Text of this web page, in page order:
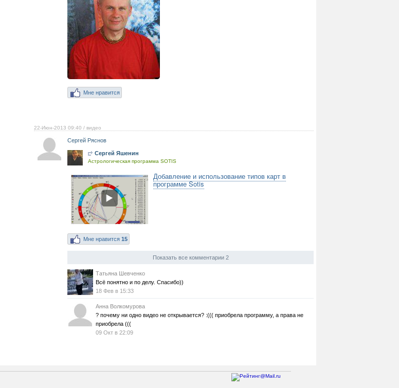
Мне нравится
22-Июн-2013 09:40 / видео
Сергей Ряснов
Сергей Яшенин
Астрологическая программа SOTIS
Добавление и использование типов карт в
программе Sotis
Мне нравится 15
Показать все комментарии 2
Татьяна Шевченко
Всё понятно и по делу. Спасибо))
18 Фев в 15:33
Анна Волкомурова
? почему ни одно видео не открывается? :((( приобрела программу, а права не
приобрела (((
09 Окт в 22:09